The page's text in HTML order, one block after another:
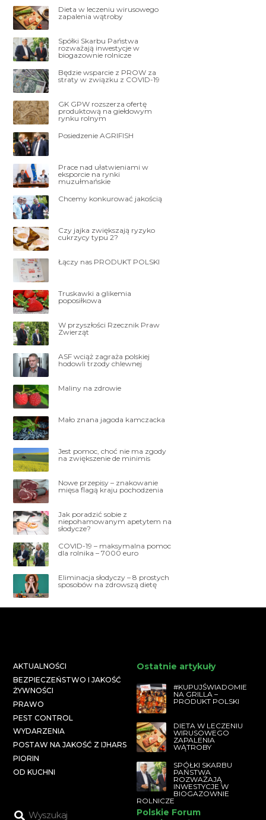
Dieta w leczeniu wirusowego
zapalenia wątroby
Spółki Skarbu Państwa
rozważają inwestycje w
biogazownie rolnicze
Będzie wsparcie z PROW za
straty w związku z COVID-19
GK GPW rozszerza ofertę
produktową na giełdowym
rynku rolnym
Posiedzenie AGRIFISH
Prace nad ułatwieniami w
eksporcie na rynki
muzułmańskie
Chcemy konkurować jakością
Czy jajka zwiększają ryzyko
cukrzycy typu 2?
Łączy nas PRODUKT POLSKI
Truskawki a glikemia
poposiłkowa
W przyszłości Rzecznik Praw
Zwierząt
ASF wciąż zagraża polskiej
hodowli trzody chlewnej
Maliny na zdrowie
Mało znana jagoda kamczacka
Jest pomoc, choć nie ma zgody
na zwiększenie de minimis
Nowe przepisy – znakowanie
mięsa flagą kraju pochodzenia
Jak poradzić sobie z
niepohamowanym apetytem na
słodycze?
COVID-19 – maksymalna pomoc
dla rolnika – 7000 euro
Eliminacja słodyczy – 8 prostych
sposobów na zdrowszą dietę
AKTUALNOŚCI
BEZPIECZEŃSTWO I JAKOŚĆ
ŻYWNOŚCI
PRAWO
PEST CONTROL
WYDARZENIA
POSTAW NA JAKOŚĆ Z IJHARS
PIORIN
OD KUCHNI
Ostatnie artykuły
#KUPUJŚWIADOMIE
NA GRILLA –
PRODUKT POLSKI
DIETA W LECZENIU
WIRUSOWEGO
ZAPALENIA
WĄTROBY
SPÓŁKI SKARBU
PAŃSTWA
ROZWAŻAJĄ
INWESTYCJE W
BIOGAZOWNIE
ROLNICZE
Polskie Forum